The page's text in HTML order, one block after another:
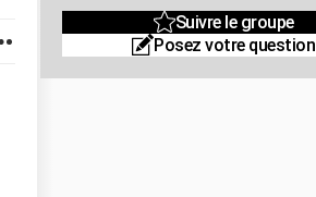
Suivre le groupe
Posez votre question